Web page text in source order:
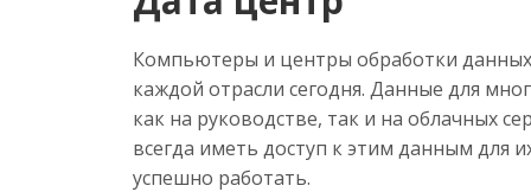
Компьютеры и центры обработки
каждой отрасли сегодня. Данные для
как на руководстве, так и на облачных
всегда иметь доступ к этим данным для
успешно работать.